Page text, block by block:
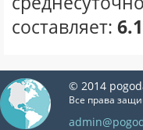
составляет:
© 2014
Все права